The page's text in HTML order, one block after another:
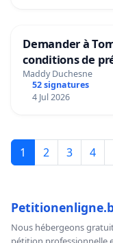
Demander à
conditions de
mettre fin à la
Maddy Duchesne
52 signatures
4 Jul 2026
1 2 3 4
Nous hébergeons